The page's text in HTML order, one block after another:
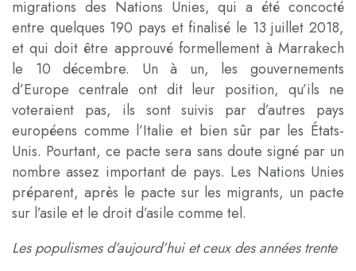
migrations des Nations Unies, qui a été concocté
entre quelques 190 pays et finalisé le 13 juillet 2018,
et qui doit être approuvé formellement à Marrakech
le 10 décembre. Un à un, les gouvernements
d’Europe centrale ont dit leur position, qu’ils ne
voteraient pas, ils sont suivis par d’autres pays
européens comme l’Italie et bien sûr par les États-
Unis. Pourtant, ce pacte sera sans doute signé par un
nombre assez important de pays. Les Nations Unies
préparent, après le pacte sur les migrants, un pacte
sur l’asile et le droit d’asile comme tel.
Les populismes d’aujourd’hui et ceux des années trente